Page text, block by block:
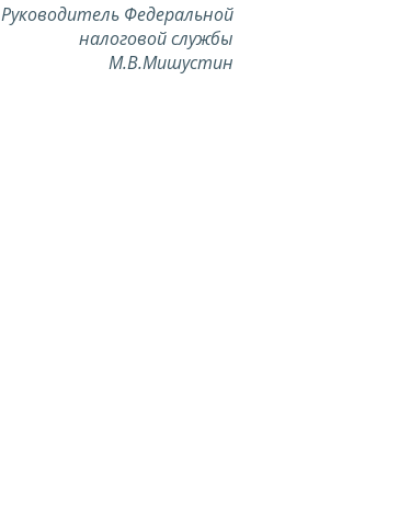
Руководитель Федеральной
налоговой службы
М.В.Мишустин